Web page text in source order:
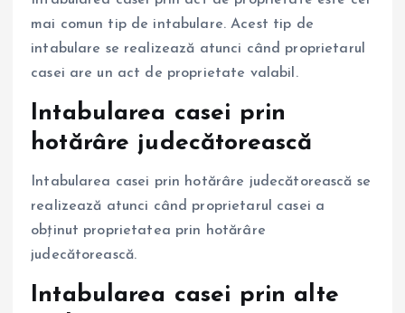
mai comun tip de intabulare. Acest tip de
intabulare se realizează atunci când proprietarul
casei are un act de proprietate valabil.
Intabularea casei prin
hotărâre judecătorească
Intabularea casei prin hotărâre judecătorească se
realizează atunci când proprietarul casei a
obținut proprietatea prin hotărâre
judecătorească.
Intabularea casei prin alte